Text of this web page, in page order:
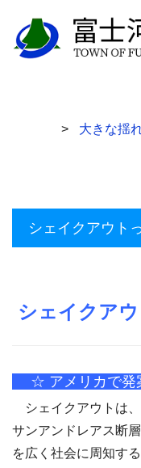
大きな揺
シェイクアウト
シェイクア
☆ アメリカで発
シェイクアウトは
サンアンドレアス断
を広く社会に周知す